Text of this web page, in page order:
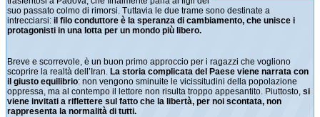
suo passato colmo di rimorsi. Tuttavia le due trame sono destinate a
intrecciarsi: il filo conduttore è la speranza di cambiamento, che unisce i
protagonisti in una lotta per un mondo più libero.
Breve e scorrevole, è un buon primo approccio per i ragazzi che vogliono
scoprire la realtà dell’Iran. La storia complicata del Paese viene narrata con
il giusto equilibrio: non vengono sminuite le vicissitudini della popolazione
oppressa, ma al contempo il lettore non risulta troppo appesantito. Piuttosto, si
viene invitati a riflettere sul fatto che la libertà, per noi scontata, non
rappresenta la normalità di tutti.